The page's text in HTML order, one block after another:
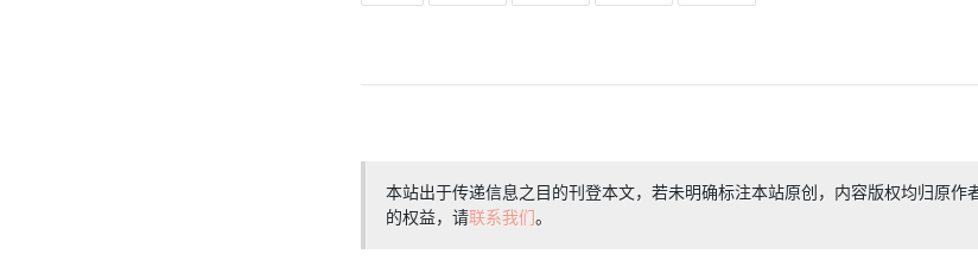
本站出于传递信息之目的刊登本文，若未明确标注本站原创，内容版权均归原作
的权益，请联系我们。